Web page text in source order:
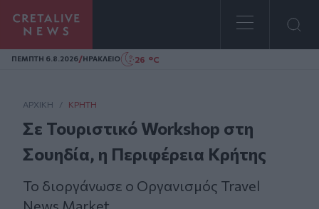
Homepage
ΠΕΜΠΤΗ 6.8.2026/ΗΡΑΚΛΕΙΟ 26 °C
ΑΡΧΙΚΗ / ΚΡΉΤΗ
Σε Τουριστικό Workshop στη
Σουηδία, η Περιφέρεια Κρήτης
Το διοργάνωσε ο Οργανισμός Travel
News Market